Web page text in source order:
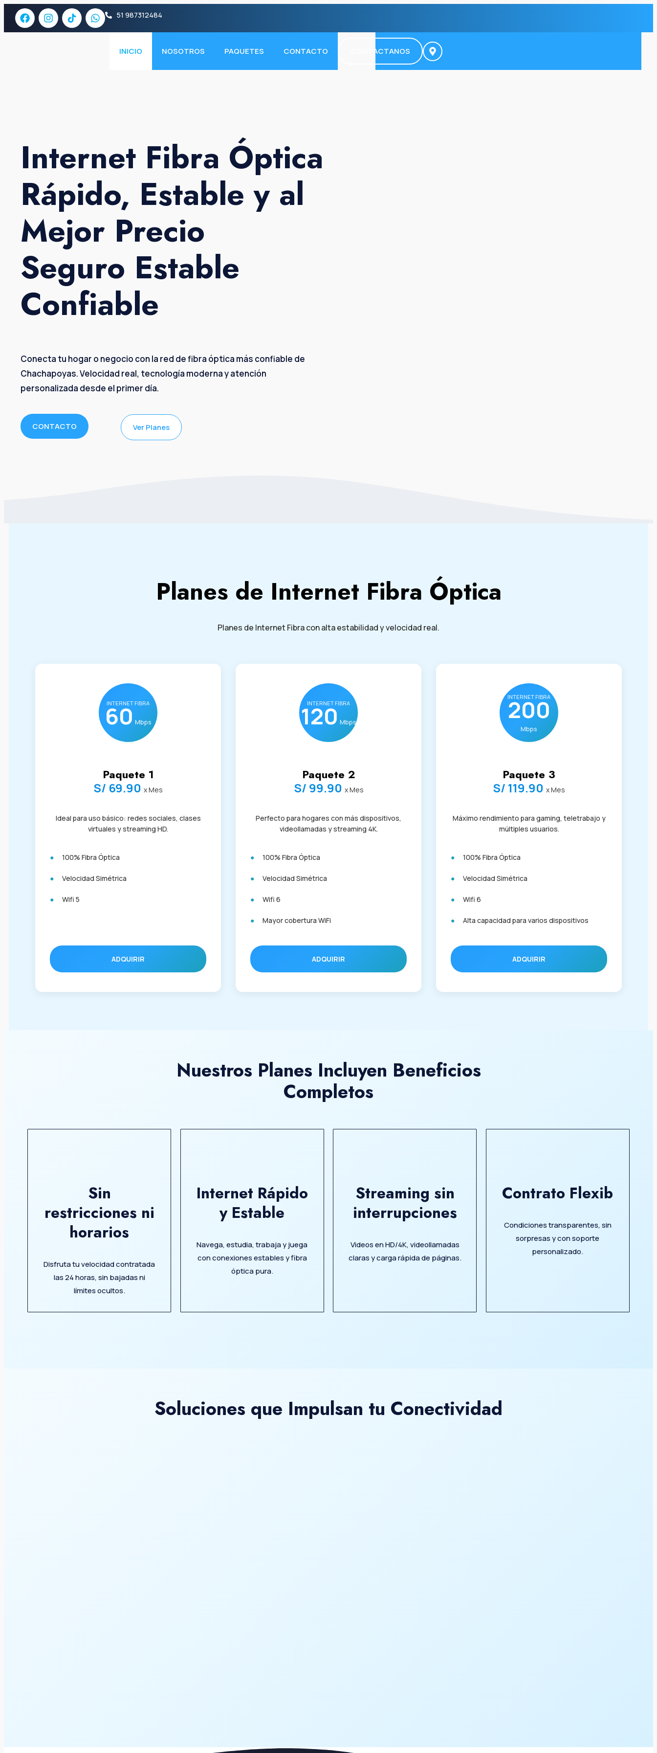
51 987312484
INICIO NOSOTROS PAQUETES CONTACTO CONTACTANOS
Internet Fibra Óptica
Rápido, Estable y al
Mejor Precio
Seguro Estable
Confiable
Conecta tu hogar o negocio con la red de fibra óptica más confiable de
Chachapoyas. Velocidad real, tecnología moderna y atención
personalizada desde el primer día.
CONTACTO Ver Planes
Planes de Internet Fibra Óptica
Planes de Internet Fibra con alta estabilidad y velocidad real.
INTERNET FIBRA
60 Mbps
Paquete 1
S/ 69.90 x Mes
Ideal para uso básico: redes sociales, clases
virtuales y streaming HD.
100% Fibra Óptica
Velocidad Simétrica
Wifi 5
ADQUIRIR
INTERNET FIBRA
120 Mbps
Paquete 2
S/ 99.90 x Mes
Perfecto para hogares con más dispositivos,
videollamadas y streaming 4K.
100% Fibra Óptica
Velocidad Simétrica
Wifi 6
Mayor cobertura WiFi
ADQUIRIR
INTERNET FIBRA
200
Mbps
Paquete 3
S/ 119.90 x Mes
Máximo rendimiento para gaming, teletrabajo y
múltiples usuarios.
100% Fibra Óptica
Velocidad Simétrica
Wifi 6
Alta capacidad para varios dispositivos
ADQUIRIR
Nuestros Planes Incluyen Beneficios
Completos
Sin
restricciones ni
horarios
Disfruta tu velocidad contratada
las 24 horas, sin bajadas ni
límites ocultos.
Internet Rápido
y Estable
Navega, estudia, trabaja y juega
con conexiones estables y fibra
óptica pura.
Streaming sin
interrupciones
Videos en HD/4K, videollamadas
claras y carga rápida de páginas.
Contrato Flexib
Condiciones transparentes, sin
sorpresas y con soporte
personalizado.
Soluciones que Impulsan tu Conectividad